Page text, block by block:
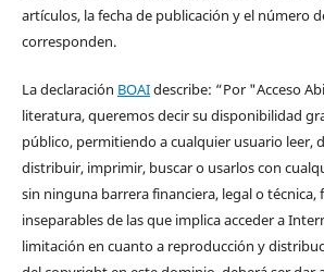
artículos, la fecha de publicación y el número
corresponden.
La declaración BOAIdescribe: “Por "Acceso
literatura, queremos decir su disponibilidad
público, permitiendo a cualquier usuario leer,
distribuir, imprimir, buscar o usarlos con
sin ninguna barrera financiera, legal o técnica,
inseparables de las que implica acceder a
limitación en cuanto a reproducción y